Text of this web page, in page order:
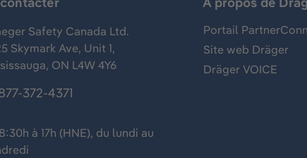
Safety Canada Ltd.
Skymark Ave, Unit 1,
ON L4W 4Y6
372-4371
à 17h (HNE), du lundi au
Portail
Site web Dräger
Dräger VOICE